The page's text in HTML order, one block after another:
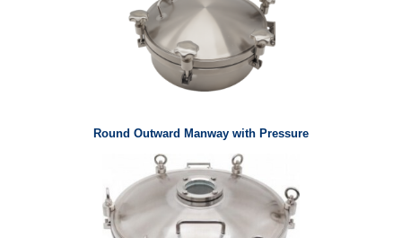
Round Outward Manway with Pressure